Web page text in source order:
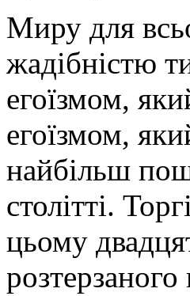
Миру для
жадібністю
егоїзмом,
егоїзмом,
найбільш
столітті.
цьому